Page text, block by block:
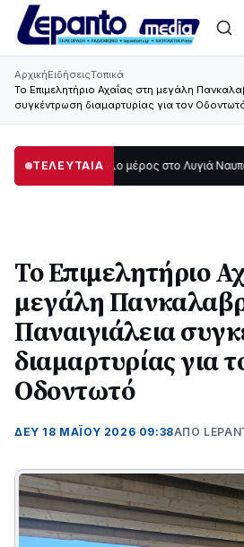
ΑρχικήΕιδήσειςΤοπικά
Το Επιμελητήριο Αχαΐας στη μεγάλη
συγκέντρωση διαμαρτυρίας για τον
ΤΕΛΕΥΤΑΙΑ
μεγάλο μέρος στο Λυγιά Ναυπάκτου
Το Επιμελητήριο
μεγάλη
Παναιγιάλεια
διαμαρτυρίας για
Οδοντωτό
ΔΕΥ 18 ΜΑΪΟΥ 2026 09:38ΑΠΌ